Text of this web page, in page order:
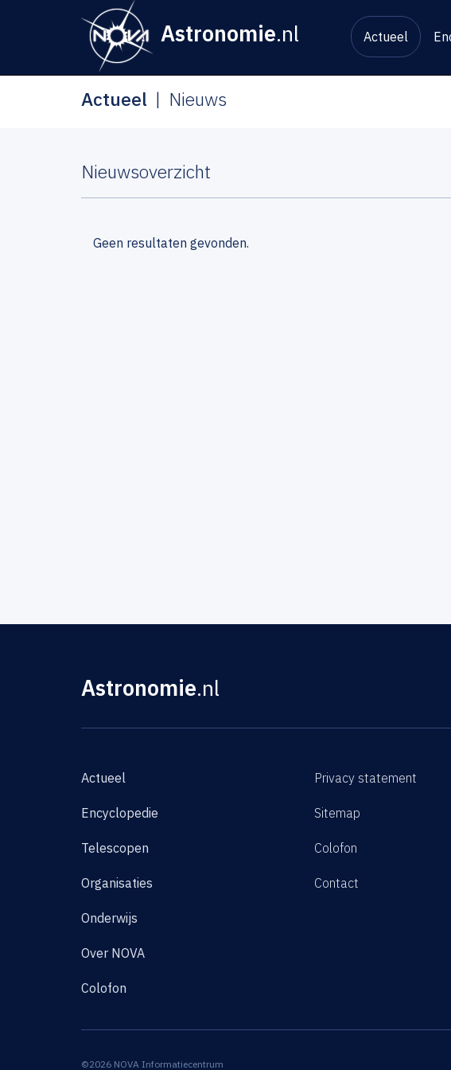
Astronomie.nl Actueel
Actueel Nieuws
Nieuwsoverzicht
Geen resultaten gevonden.
Astronomie.nl
Actueel
Encyclopedie
Telescopen
Organisaties
Onderwijs
Over NOVA
Colofon
Privacy statement
Sitemap
Colofon
Contact
©2026 NOVA Informatiecentrum